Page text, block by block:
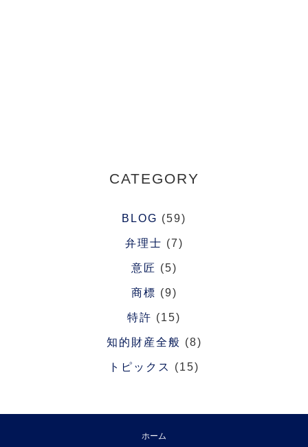
CATEGORY
BLOG (59)
弁理士 (7)
意匠 (5)
商標 (9)
特許 (15)
知的財産全般 (8)
トピックス (15)
ホーム